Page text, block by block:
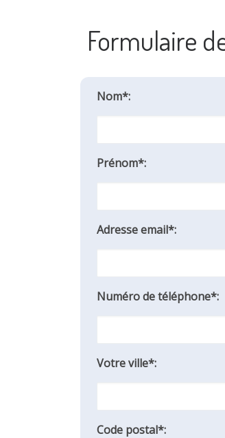
Formulaire
Nom*:
Prénom*:
Adresse email*:
Numéro de téléphone*:
Votre ville*:
Code postal*: